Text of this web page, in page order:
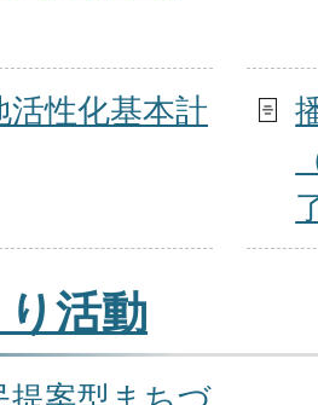
活性化基本計
活動